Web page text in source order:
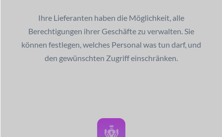
Ihre Lieferanten haben die Möglichkeit, alle
Berechtigungen ihrer Geschäfte zu verwalten. Sie
können festlegen, welches Personal was tun darf, und
den gewünschten Zugriff einschränken.